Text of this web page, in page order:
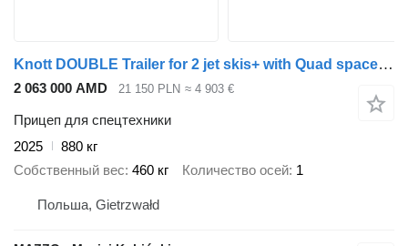
Knott DOUBLE Trailer for 2 jet skis+ with Quad space GVW
2 063 000 AMD 21 150 PLN ≈ 4 903 €
Прицеп для спецтехники
2025
880 кг
Собственный вес 460 кг Количество осей 1
Польша, Gietrzwałd